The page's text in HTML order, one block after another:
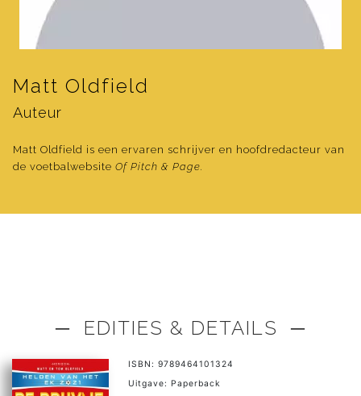
Matt Oldfield
Auteur
Matt Oldfield is een ervaren schrijver en hoofdredacteur van
de voetbalwebsite Of Pitch & Page.
─ EDITIES & DETAILS ─
ISBN: 9789464101324
Uitgave: Paperback